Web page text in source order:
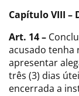
Capítulo VIII –
Art. 14 –
acusado tenha
apresentar
três (3) dias
encerrada a